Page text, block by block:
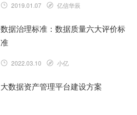
2019.01.07 亿信华辰
数据治理标准：数据质量六大评价标
准
2022.03.10 小亿
大数据资产管理平台建设方案